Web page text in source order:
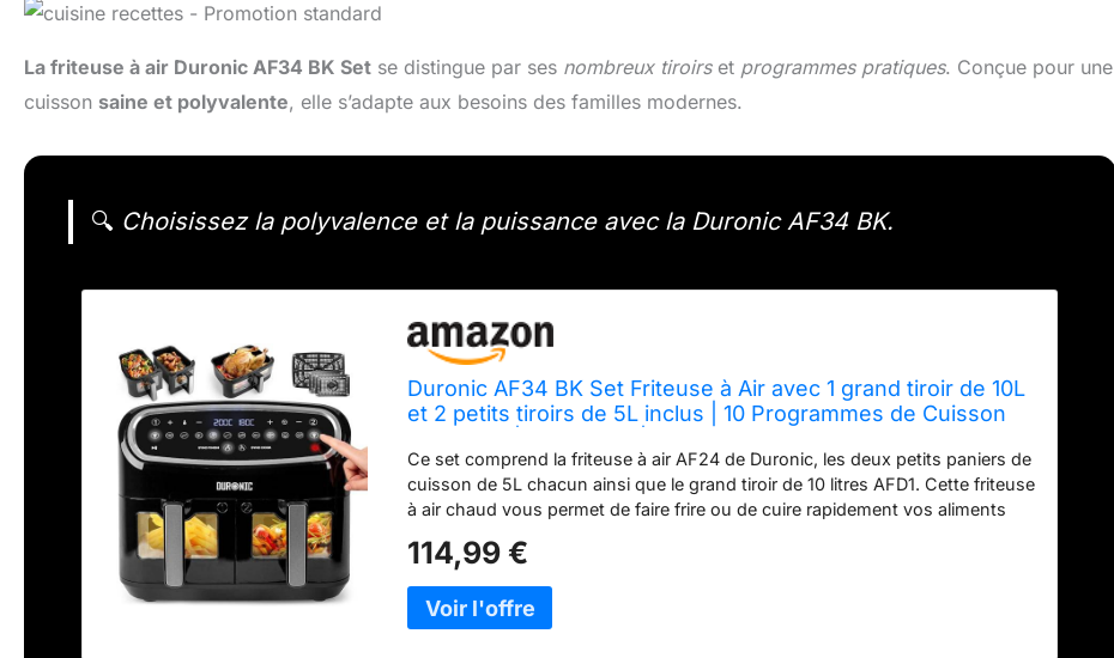
La friteuse à air Duronic AF34 BK Set se distingue par ses nombreux tiroirset programmes pratiques. Conçue pour une
cuisson saine et polyvalente, elle s’adapte aux besoins des familles modernes.
🔍 Choisissez la polyvalence et la puissance avec la Duronic AF34 BK.
Duronic AF34 BK Set Friteuse à Air avec 1 grand tiroir de 10L
et 2 petits tiroirs de 5L inclus | 10 Programmes de Cuisson
Ce set comprend la friteuse à air AF24 de Duronic, les deux petits paniers de
cuisson de 5L chacun ainsi que le grand tiroir de 10 litres AFD1. Cette friteuse
à air chaud vous permet de faire frire ou de cuire rapidement vos aliments
énergivore qu'un four, cette friteuse à air qui ne nécessite pas ou très peu
d'huile permet également une cuisson plus saine des aliments. L'AF34
possède deux compartiments de cuisson de 5 litres chacun et 1 grand
panier de 10 litres. Vous pouvez donc cuire votre poulet et vos frites en
114,99 €